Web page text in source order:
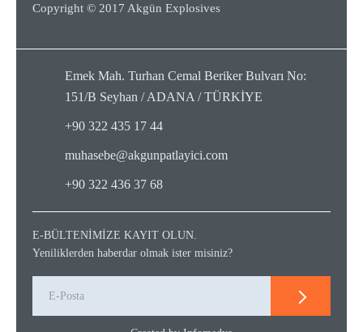
Copyright © 2017 Akgün Explosives
Emek Mah. Turhan Cemal Beriker Bulvarı No:
151/B Seyhan / ADANA / TÜRKİYE
+90 322 435 17 44
muhasebe@akgunpatlayici.com
+90 322 436 37 68
E-BÜLTENİMİZE KAYIT OLUN.
Yeniliklerden haberdar olmak ister misiniz?